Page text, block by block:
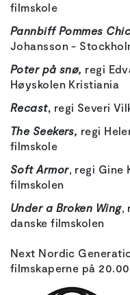
filmskole
Pannbiff Pommes
Johansson -
Poter på snø, regi
Høyskolen Kristiania
Recast, regi Severi
The Seekers, regi
filmskole
Soft Armor, regi Gine
filmskolen
Under a Broken Wing,
danske filmskolen
Next Nordic
filmskaperne på